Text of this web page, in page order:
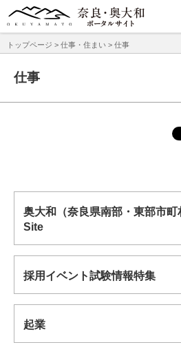
トップページ > 仕事・住まい > 仕事
仕事
奥大和（奈良県南部・東部市
Site
採用イベント試験情報特集
起業